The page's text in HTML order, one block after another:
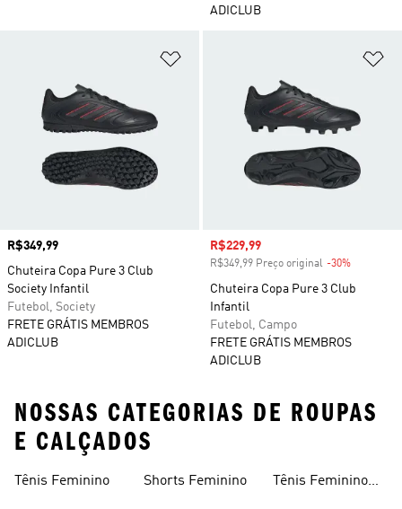
ADICLUB
Preço
R$349,99
Chuteira Copa Pure 3 Club
Society Infantil
Futebol, Society
FRETE GRÁTIS MEMBROS
ADICLUB
Preço com desconto
R$229,99
R$349,99 Preço original -30%
Chuteira Copa Pure 3 Club
Infantil
Futebol, Campo
FRETE GRÁTIS MEMBROS
ADICLUB
NOSSAS CATEGORIAS DE ROUPAS
E CALÇADOS
Tênis Feminino Shorts Feminino
Tênis Feminino